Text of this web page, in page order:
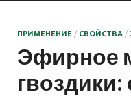
ПРИМЕНЕНИЕ / СВОЙСТВА /
Эфирное
гвоздики: